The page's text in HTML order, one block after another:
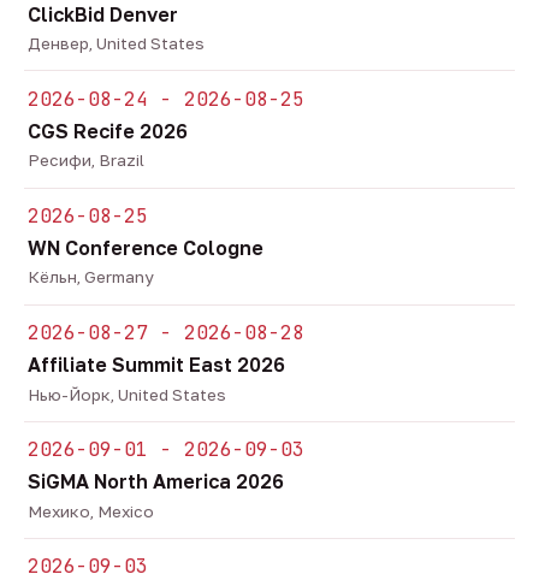
ClickBid Denver
Денвер, United States
2026-08-24 - 2026-08-25
CGS Recife 2026
Ресифи, Brazil
2026-08-25
WN Conference Cologne
Кёльн, Germany
2026-08-27 - 2026-08-28
Affiliate Summit East 2026
Нью-Йорк, United States
2026-09-01 - 2026-09-03
SiGMA North America 2026
Мехико, Mexico
2026-09-03